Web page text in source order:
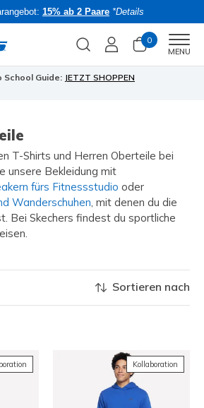
15% ab 2 Paare *Details
0
MENU
School Guide: JETZT SHOPPEN
T-Shirts und Herren Oberteile bei
unsere Bekleidung mit
fürs Fitnessstudio oder
Wanderschuhen, mit denen du die
Bei Skechers findest du sportliche
Sortieren nach
Kollaboration